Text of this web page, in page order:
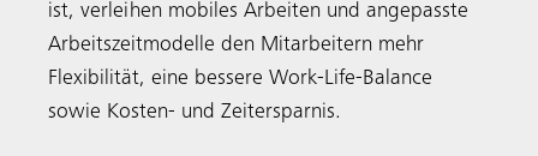
ist, verleihen mobiles Arbeiten und angepasste
Arbeitszeitmodelle den Mitarbeitern mehr
Flexibilität, eine bessere Work-Life-Balance
sowie Kosten- und Zeitersparnis.